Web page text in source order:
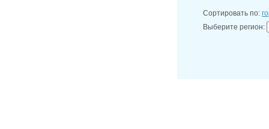
Сортировать по:
Выберите регион: